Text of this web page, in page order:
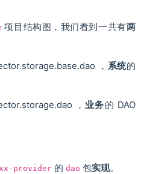
项目结构图，我们看到一共有两
， 系统的
，业务的 DAO
provider 的dao 包实现。